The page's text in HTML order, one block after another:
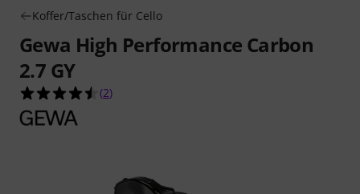
Koffer/Taschen für Cello
Gewa High Performance Carbon
2.7 GY
4.5 von 5 Sternen aus 2 Kundenbewertungen
(2)